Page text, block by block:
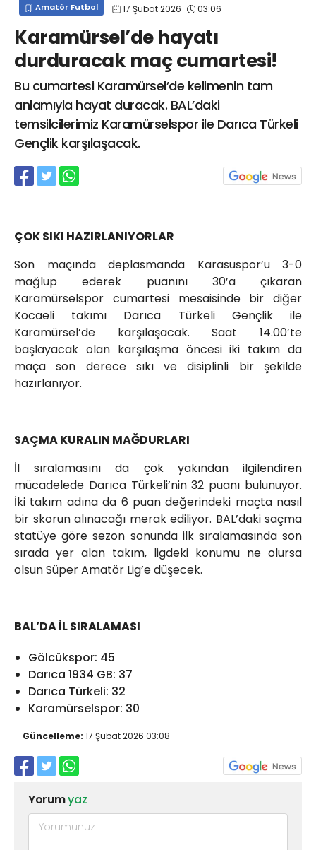
Amatör Futbol 17 Şubat 2026 03:06
Karamürsel’de hayatı
durduracak maç cumartesi!
Bu cumartesi Karamürsel’de kelimenin tam
anlamıyla hayat duracak. BAL’daki
temsilcilerimiz Karamürselspor ile Darıca Türkeli
Gençlik karşılaşacak.
ÇOK SIKI HAZIRLANIYORLAR
Son maçında deplasmanda Karasuspor’u 3-0
mağlup ederek puanını 30’a çıkaran
Karamürselspor cumartesi mesaisinde bir diğer
Kocaeli takımı Darıca Türkeli Gençlik ile
Karamürsel’de karşılaşacak. Saat 14.00’te
başlayacak olan karşılaşma öncesi iki takım da
maça son derece sıkı ve disiplinli bir şekilde
hazırlanıyor.
SAÇMA KURALIN MAĞDURLARI
İl sıralamasını da çok yakından ilgilendiren
mücadelede Darıca Türkeli’nin 32 puanı bulunuyor.
İki takım adına da 6 puan değerindeki maçta nasıl
bir skorun alınacağı merak ediliyor. BAL’daki saçma
statüye göre sezon sonunda ilk sıralamasında son
sırada yer alan takım, ligdeki konumu ne olursa
olsun Süper Amatör Lig’e düşecek.
BAL’DA İL SIRALAMASI
Gölcükspor: 45
Darıca 1934 GB: 37
Darıca Türkeli: 32
Karamürselspor: 30
Güncelleme: 17 Şubat 2026 03:08
Yorumyaz
info@spor41.com